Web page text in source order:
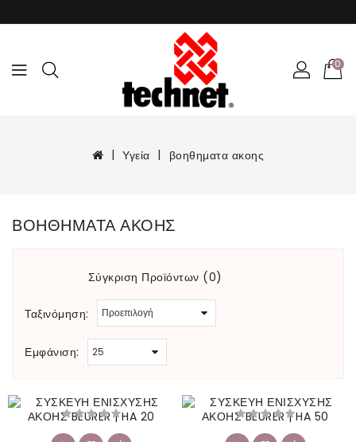
0
Υγεία βοηθηματα ακοης
ΒΟΗΘΗΜΑΤΑ ΑΚΟΗΣ
Σύγκριση Προϊόντων (0)
Ταξινόμηση:
Εμφάνιση: